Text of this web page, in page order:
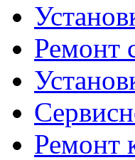
Ремонт
Ремонт